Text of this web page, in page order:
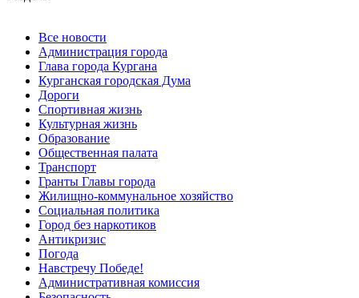
Все новости
Администрация города
Глава города Кургана
Курганская городская Дума
Дороги
Спортивная жизнь
Культурная жизнь
Образование
Общественная палата
Транспорт
Гранты Главы города
Жилищно-коммунальное хозяйство
Социальная политика
Город без наркотиков
Антикризис
Погода
Навстречу Победе!
Административная комиссия